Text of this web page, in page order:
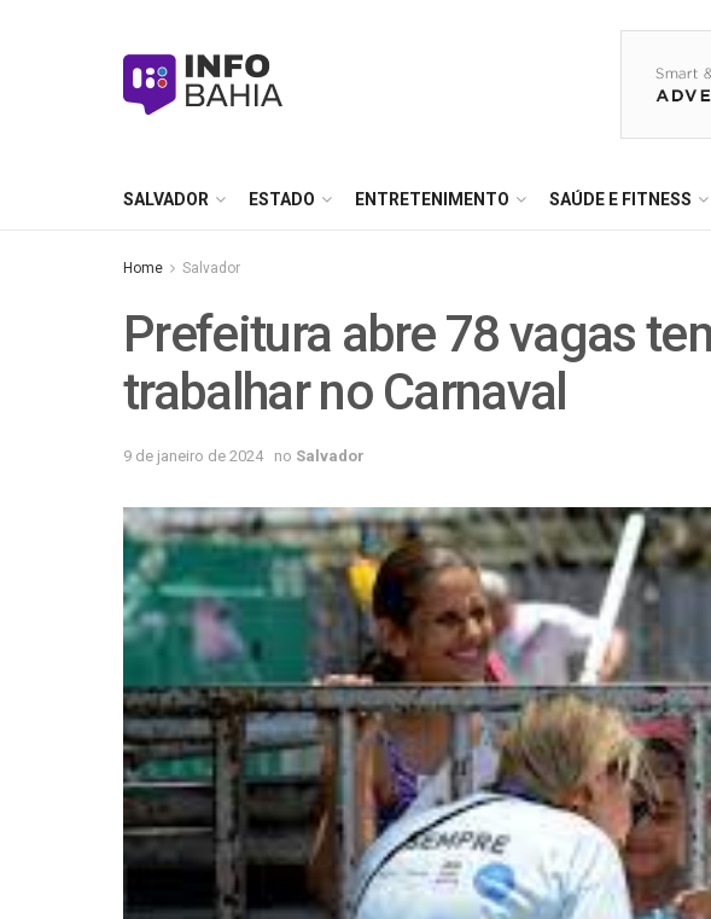
SALVADOR ESTADO ENTRETENIMENTO SAÚDE E FITNESS
Home Salvador
Prefeitura abre 78 vagas
trabalhar no Carnaval
9 de janeiro de 2024 no Salvador